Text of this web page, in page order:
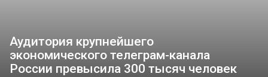
Аудитория крупнейшего
экономического телеграм-канала
России превысила 300 тысяч человек